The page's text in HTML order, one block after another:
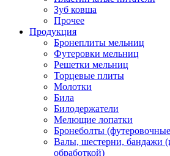
Зуб ковша
Прочее
Продукция
Бронеплиты мельниц
Футеровки мельниц
Решетки мельниц
Торцевые плиты
Молотки
Била
Билодержатели
Мелющие лопатки
Бронеболты
Валы, шестерни, бандажи
обработкой)